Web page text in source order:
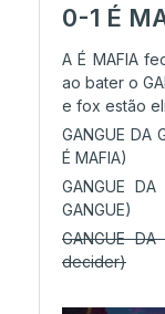
0-1 É
A É MAFIA
ao bater o
e fox estão
GANGUE DA
É MAFIA)
GANGUE
GANGUE)
GANGUE
decider)